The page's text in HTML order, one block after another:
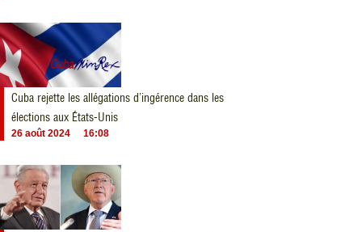
Cuba rejette les allégations d’ingérence dans les
élections aux États-Unis
26 août 2024 16:08